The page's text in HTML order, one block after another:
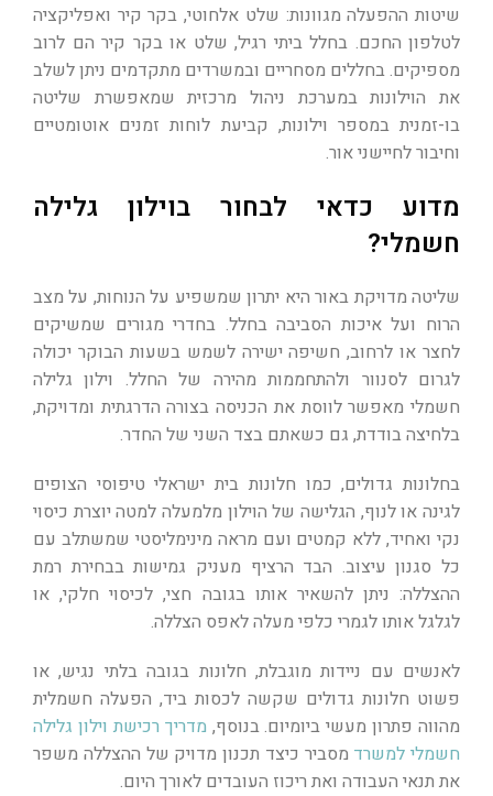
שיטות ההפעלה מגוונות: שלט אלחוטי, בקר קיר ואפליקציה
לטלפון החכם. בחלל ביתי רגיל, שלט או בקר קיר הם לרוב
מספיקים. בחללים מסחריים ובמשרדים מתקדמים ניתן לשלב
את הוילונות במערכת ניהול מרכזית שמאפשרת שליטה
בו-זמנית במספר וילונות, קביעת לוחות זמנים אוטומטיים
וחיבור לחיישני אור.
מדוע כדאי לבחור בוילון גלילה
חשמלי?
שליטה מדויקת באור היא יתרון שמשפיע על הנוחות, על מצב
הרוח ועל איכות הסביבה בחלל. בחדרי מגורים שמשיקים
לחצר או לרחוב, חשיפה ישירה לשמש בשעות הבוקר יכולה
לגרום לסנוור ולהתחממות מהירה של החלל. וילון גלילה
חשמלי מאפשר לווסת את הכניסה בצורה הדרגתית ומדויקת,
בלחיצה בודדת, גם כשאתם בצד השני של החדר.
בחלונות גדולים, כמו חלונות בית ישראלי טיפוסי הצופים
לגינה או לנוף, הגלישה של הוילון מלמעלה למטה יוצרת כיסוי
נקי ואחיד, ללא קמטים ועם מראה מינימליסטי שמשתלב עם
כל סגנון עיצוב. הבד הרציף מעניק גמישות בבחירת רמת
ההצללה: ניתן להשאיר אותו בגובה חצי, לכיסוי חלקי, או
לגלגל אותו לגמרי כלפי מעלה לאפס הצללה.
לאנשים עם ניידות מוגבלת, חלונות בגובה בלתי נגיש, או
פשוט חלונות גדולים שקשה לכסות ביד, הפעלה חשמלית
מהווה פתרון מעשי ביומיום. בנוסף, מדריך רכישת וילון גלילה
חשמלי למשרד מסביר כיצד תכנון מדויק של ההצללה משפר
את תנאי העבודה ואת ריכוז העובדים לאורך היום.